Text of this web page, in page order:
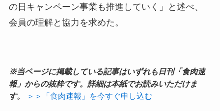
の日キャンペーン事業も推進していく」と述べ、
会員の理解と協力を求めた。
※当ページに掲載している記事はいずれも日刊「食肉速
報」からの抜粋です。詳細は本紙でお読みいただけま
す。
＞＞「食肉速報」を今すぐ申し込む